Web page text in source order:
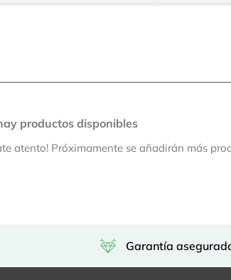
productos disponibles
atento! Próximamente se añadirán más
Garantía